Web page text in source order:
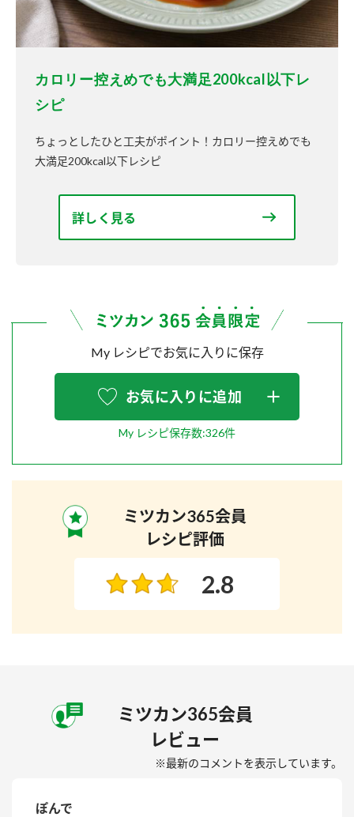
カロリー控えめでも大満足200kcal以下レ
シピ
ちょっとしたひと工夫がポイント！カロリー控えめでも
大満足200kcal以下レシピ
詳しく見る
My レシピでお気に入りに保存
お気に入りに追加
My レシピ保存数:326件
ミツカン365会員
レシピ評価
2.8
ミツカン365会員
レビュー
※最新のコメントを表示しています。
ぽんで